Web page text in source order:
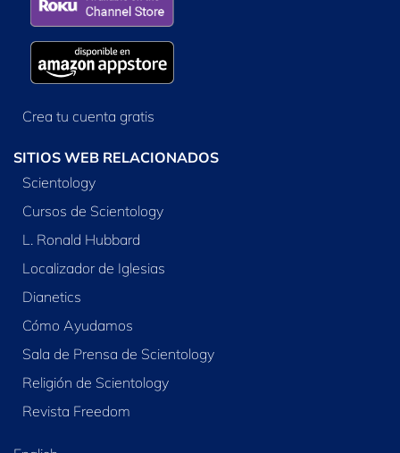
Crea tu cuenta gratis
SITIOS WEB RELACIONADOS
Scientology
Cursos de Scientology
L. Ronald Hubbard
Localizador de Iglesias
Dianetics
Cómo Ayudamos
Sala de Prensa de Scientology
Religión de Scientology
Revista Freedom